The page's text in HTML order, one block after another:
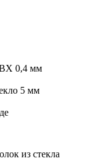
0,4 мм
5 мм
из стекла